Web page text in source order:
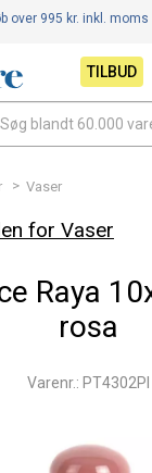
> Vaser
for Vaser
Raya
rosa
Varenr.: PT4302PI
over 995 kr. inkl. moms
TILBUD